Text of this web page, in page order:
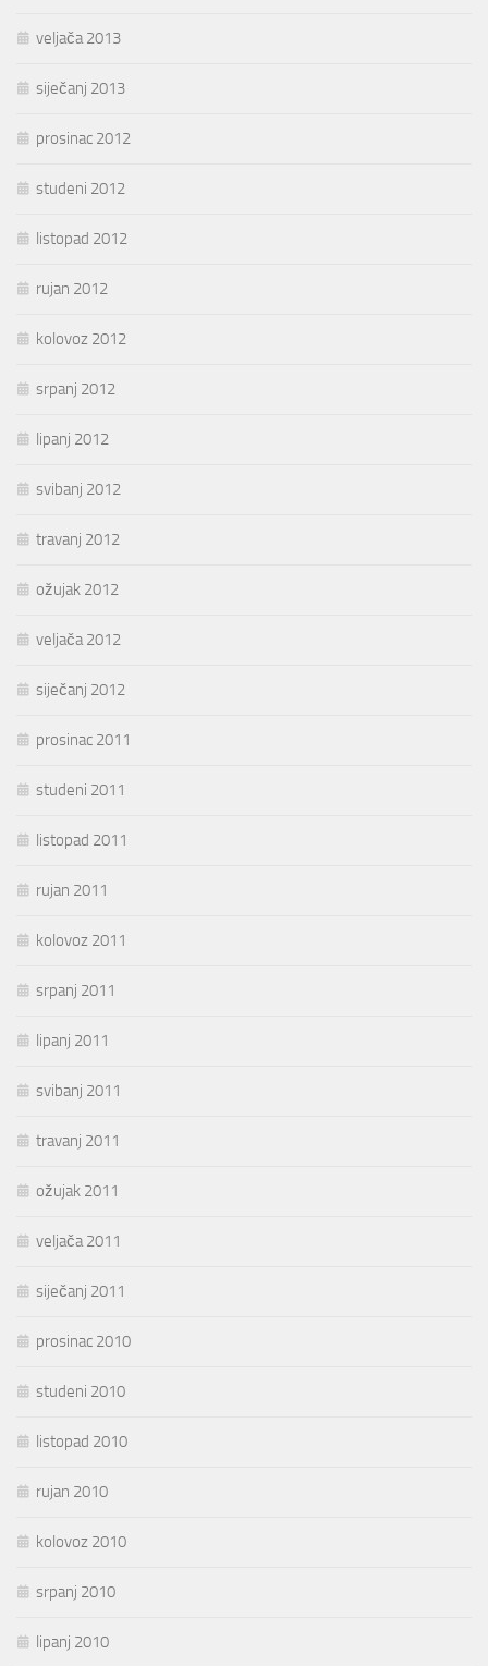
veljača 2013
siječanj 2013
prosinac 2012
studeni 2012
listopad 2012
rujan 2012
kolovoz 2012
srpanj 2012
lipanj 2012
svibanj 2012
travanj 2012
ožujak 2012
veljača 2012
siječanj 2012
prosinac 2011
studeni 2011
listopad 2011
rujan 2011
kolovoz 2011
srpanj 2011
lipanj 2011
svibanj 2011
travanj 2011
ožujak 2011
veljača 2011
siječanj 2011
prosinac 2010
studeni 2010
listopad 2010
rujan 2010
kolovoz 2010
srpanj 2010
lipanj 2010